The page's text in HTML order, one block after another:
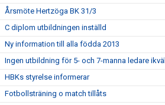
Årsmöte Hertzöga BK 31/3
C diplom utbildningen inställd
Ny information till alla födda 2013
Ingen utbildning för 5- och 7-manna ledare ikväll
HBKs styrelse informerar
Fotbollsträning o match tillåts